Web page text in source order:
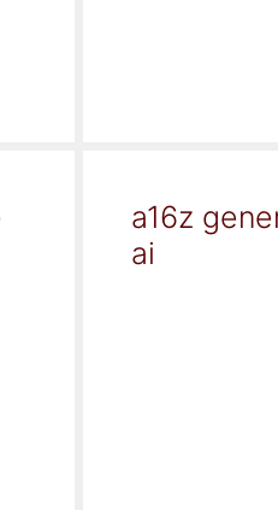
a16z
ai